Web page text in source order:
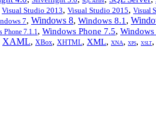
Visual Studio 2013, Visual Studio 2015, Visual
7, Windows 8, Windows 8.1 ,
Phone 7.1.1 , Windows Phone 7.5, Windows
XAML, XBox, XHTML, XML, XNA, XPS, XSLT,